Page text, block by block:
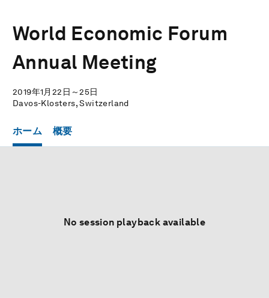
World Economic Forum
Annual Meeting
2019年1月22日～25日
Davos-Klosters, Switzerland
ホーム 概要
No session playback available